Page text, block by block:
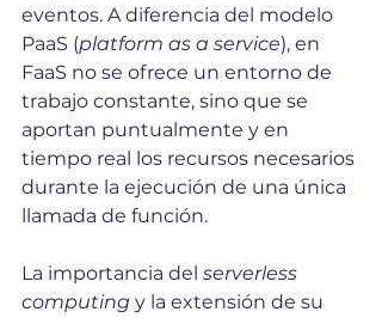
eventos. A diferencia del modelo
PaaS (platform as a service), en
FaaS no se ofrece un entorno de
trabajo constante, sino que se
aportan puntualmente y en
tiempo real los recursos necesarios
durante la ejecución de una única
llamada de función.
La importancia del serverless
computing y la extensión de su